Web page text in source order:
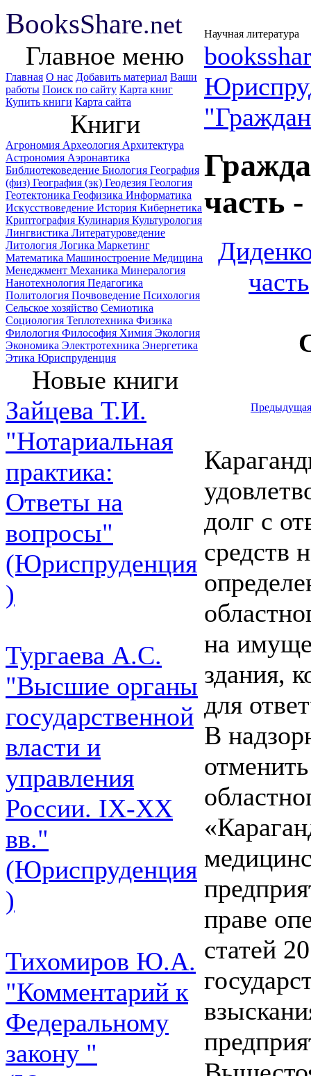
BooksShare.net Научная литература
Главное меню
Главная О нас Добавить материал Ваши
работы Поиск по сайту Карта книг
Купить книги Карта сайта
Книги
Агрономия Археология Архитектура
Астрономия Аэронавтика
Библиотековедение Биология География
(физ) География (эк) Геодезия Геология
Геотектоника Геофизика Информатика
Искусствоведение История Кибернетика
Криптография Кулинария Культурология
Лингвистика Литературоведение
Литология Логика Маркетинг
Математика Машиностроение Медицина
Менеджмент Механика Минералогия
Нанотехнология Педагогика
Политология Почвоведение Психология
Сельское хозяйство Семиотика
Социология Теплотехника Физика
Филология Философия Химия Экология
Экономика Электротехника Энергетика
Этика Юриспруденция
Новые книги
Зайцева Т.И.
"Нотариальная
практика:
Ответы на
вопросы"
(Юриспруденция
)
Тургаева А.С.
"Высшие органы
государственной
власти и
управления
России. IХ-ХХ
вв."
(Юриспруденция
)
Тихомиров Ю.А.
"Комментарий к
Федеральному
закону "
часть
часть
Предыдущая
долг с
средств
на
здания,
для
В
праве
статей